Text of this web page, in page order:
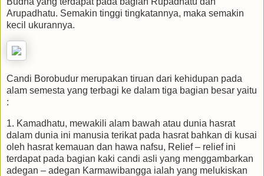
Arupadhatu. Semakin tinggi tingkatannya, maka semakin
kecil ukurannya.
Candi Borobudur merupakan tiruan dari kehidupan pada
alam semesta yang terbagi ke dalam tiga bagian besar yaitu
:
1. Kamadhatu, mewakili alam bawah atau dunia hasrat
dalam dunia ini manusia terikat pada hasrat bahkan di kusai
oleh hasrat kemauan dan hawa nafsu, Relief – relief ini
terdapat pada bagian kaki candi asli yang menggambarkan
adegan – adegan Karmawibangga ialah yang melukiskan